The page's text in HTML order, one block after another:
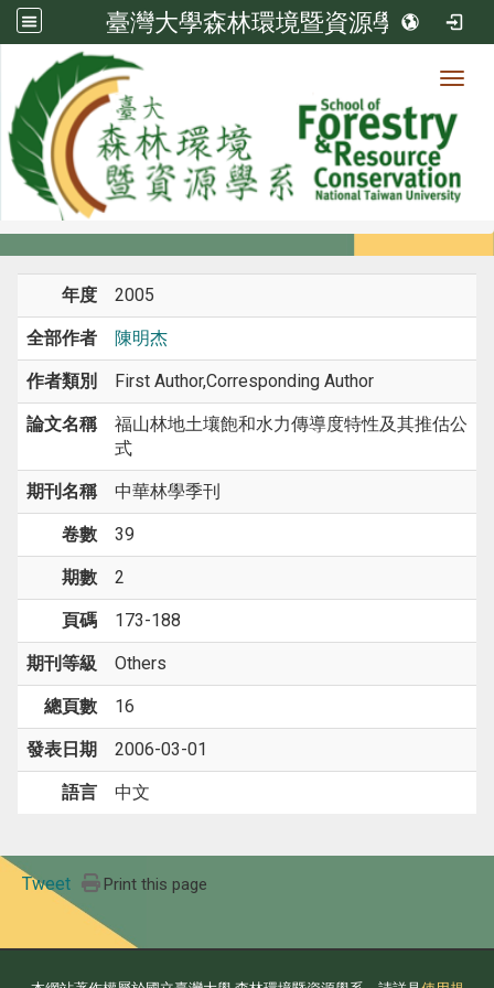
臺灣大學森林環境暨資源學系
系所成員
系所成員
年度 2005
全部作者 陳明杰
作者類別 First Author,Corresponding Author
論文名稱
福山林地土壤飽和水力傳導度特性及其推估公
式
期刊名稱 中華林學季刊
卷數 39
期數 2
頁碼 173-188
期刊等級 Others
總頁數 16
發表日期 2006-03-01
語言 中文
Tweet Print this page